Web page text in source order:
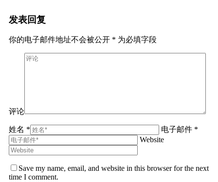
发表回复
你的电子邮件地址不会被公开 * 为必填字段
评论
姓名 *
电子邮件 *
Website
Save my name, email, and website in this browser for the next
time I comment.